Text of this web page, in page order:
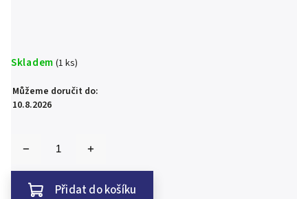
Skladem (1 ks)
Můžeme doručit do:
10.8.2026
Přidat do košíku